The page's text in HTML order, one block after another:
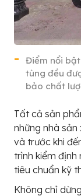
Điểm nổi bật
tùng đều
bảo chất
Tất cả sản
những nhà
và trước khi
trình kiểm
tiêu chuẩn kỹ
Không chỉ